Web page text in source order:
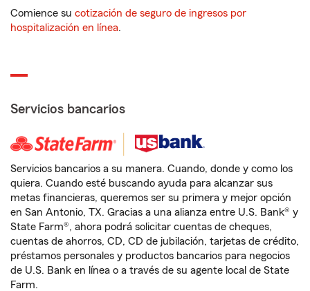
Comience su cotización de seguro de ingresos por
hospitalización en línea.
Servicios bancarios
Servicios bancarios a su manera. Cuando, donde y como los
quiera. Cuando esté buscando ayuda para alcanzar sus
metas financieras, queremos ser su primera y mejor opción
en San Antonio, TX. Gracias a una alianza entre U.S. Bank® y
State Farm®, ahora podrá solicitar cuentas de cheques,
cuentas de ahorros, CD, CD de jubilación, tarjetas de crédito,
préstamos personales y productos bancarios para negocios
de U.S. Bank en línea o a través de su agente local de State
Farm.